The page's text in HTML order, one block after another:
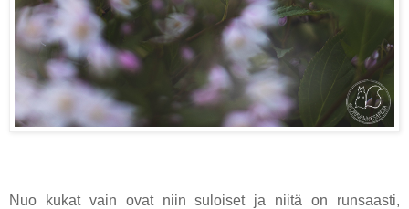
Nuo kukat vain ovat niin suloiset ja niitä on runsaasti,